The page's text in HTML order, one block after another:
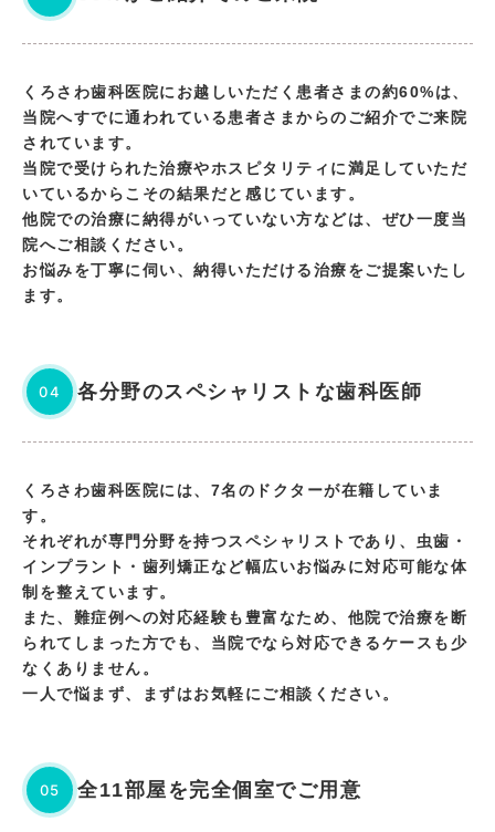
くろさわ歯科医院にお越しいただく患者さまの約60%は、
当院へすでに通われている患者さまからのご紹介でご来院
されています。
当院で受けられた治療やホスピタリティに満足していただ
いているからこその結果だと感じています。
他院での治療に納得がいっていない方などは、ぜひ一度当
院へご相談ください。
お悩みを丁寧に伺い、納得いただける治療をご提案いたし
ます。
04 各分野のスペシャリストな歯科医師
くろさわ歯科医院には、7名のドクターが在籍していま
す。
それぞれが専門分野を持つスペシャリストであり、虫歯・
インプラント・歯列矯正など幅広いお悩みに対応可能な体
制を整えています。
また、難症例への対応経験も豊富なため、他院で治療を断
られてしまった方でも、当院でなら対応できるケースも少
なくありません。
一人で悩まず、まずはお気軽にご相談ください。
05 全11部屋を完全個室でご用意